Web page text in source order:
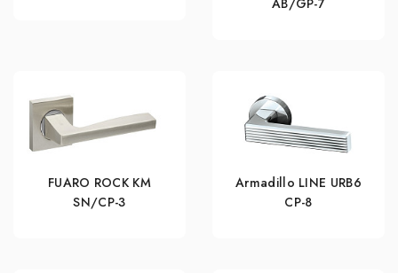
AB/GP-7
FUARO ROCK KM
SN/CP-3
Armadillo LINE URB6
CP-8